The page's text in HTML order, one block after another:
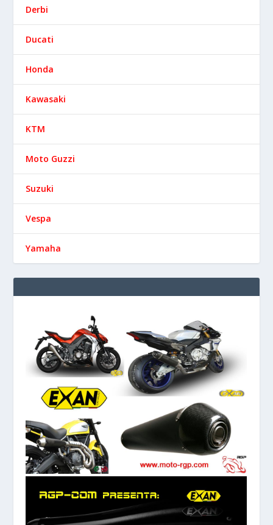
Derbi
Ducati
Honda
Kawasaki
KTM
Moto Guzzi
Suzuki
Vespa
Yamaha